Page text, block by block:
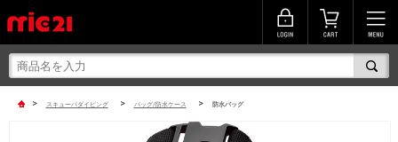
> スキューバダイビング > バッグ/防水ケース > 防水バッグ